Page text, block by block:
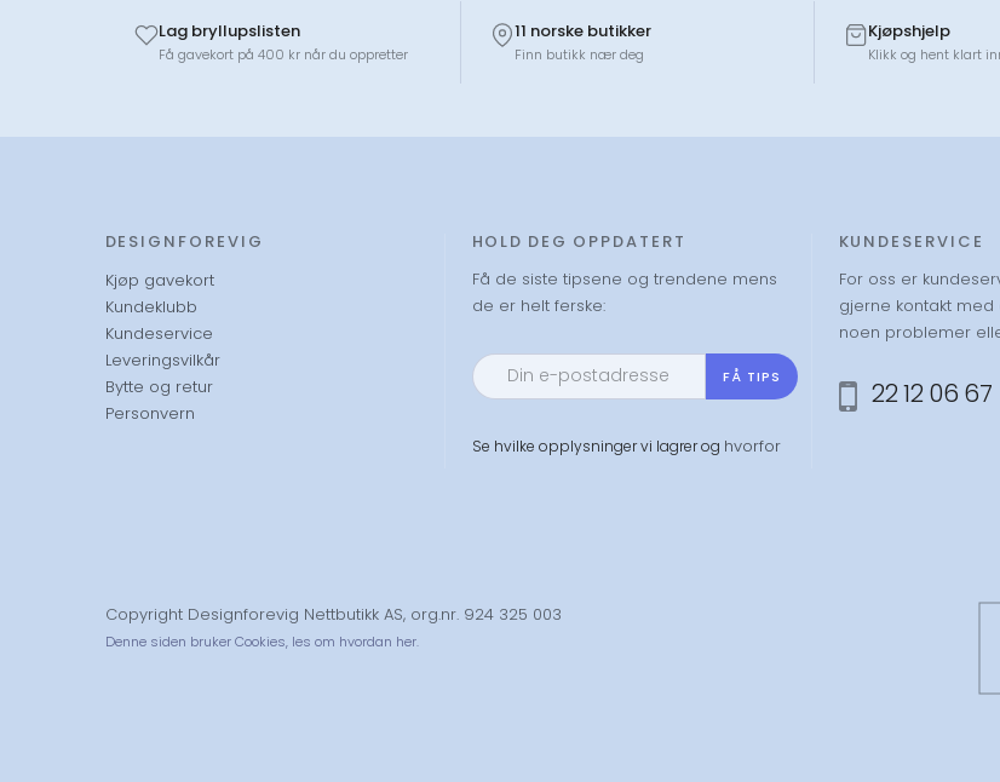
Lag bryllupslisten
Få gavekort på 400 kr når du oppretter
11 norske butikker
Finn butikk nær deg
Kjøpshjelp
Klikk og hent klart
DESIGNFOREVIG
Kjøp gavekort
Kundeklubb
Kundeservice
Leveringsvilkår
Bytte og retur
Personvern
HOLD DEG OPPDATERT
Få de siste tipsene og trendene mens
de er helt ferske:
FÅ TIPS
Se hvilke opplysninger vi lagrer og hvorfor
KUNDESERVICE
For oss er
gjerne kontakt
noen problemer
22 12 06 67
Copyright Designforevig Nettbutikk AS, org.nr. 924 325 003
Denne siden bruker Cookies, les om hvordan her.